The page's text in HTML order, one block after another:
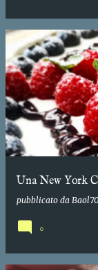
Una New York
pubblicato da
0